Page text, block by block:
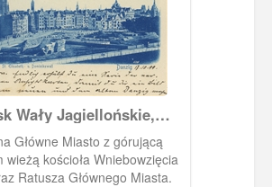
Wały Jagiellońskie,
St. Elisabeth u.
Główne Miasto z górującą
wieżą kościoła Wniebowzięcia
Ratusza Głównego Miasta.